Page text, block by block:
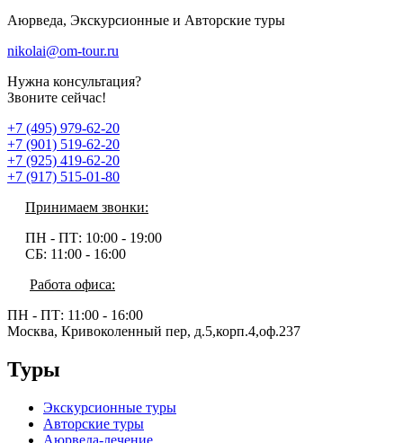
Аюрведа, Экскурсионные и Авторские туры
nikolai@om-tour.ru
Нужна консультация?
Звоните сейчас!
+7 (495) 979-62-20
+7 (901) 519-62-20
+7 (925) 419-62-20
+7 (917) 515-01-80
Принимаем звонки:
ПН - ПТ: 10:00 - 19:00
СБ: 11:00 - 16:00
Работа офиса:
ПН - ПТ: 11:00 - 16:00
Москва, Кривоколенный пер, д.5,корп.4,оф.237
Туры
Экскурсионные туры
Авторские туры
Аюрведа-лечение